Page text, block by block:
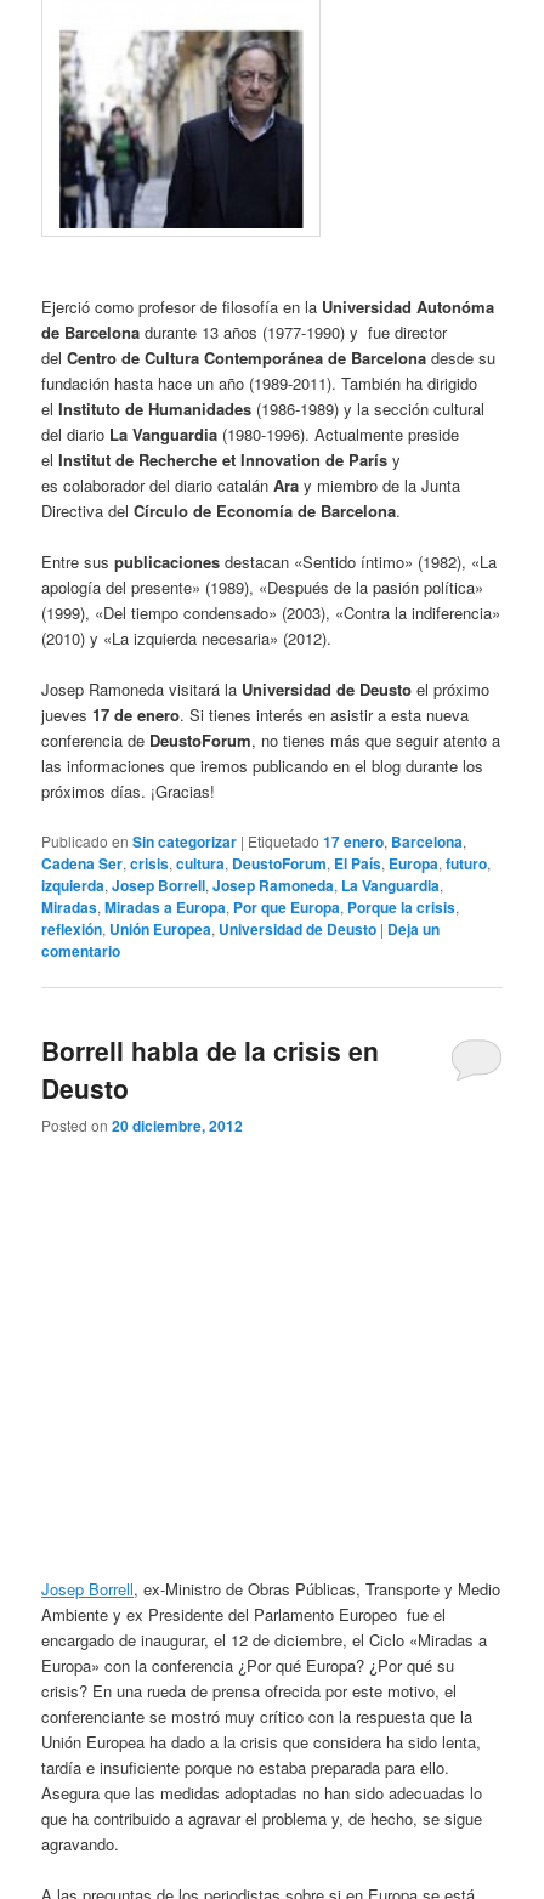
Ejerció como profesor de filosofía en la Universidad Autonóma
de Barcelona durante 13 años (1977-1990) y fue director
delCentro de Cultura Contemporánea de Barcelona desde su
fundación hasta hace un año (1989-2011). También ha dirigido
elInstituto de Humanidades (1986-1989) y la sección cultural
del diario La Vanguardia (1980-1996). Actualmente preside
elInstitut de Recherche et Innovation de Parísy
es colaborador del diario catalánAra y miembro de la Junta
Directiva delCírculo de Economía de Barcelona.
Entre suspublicaciones destacan «Sentido íntimo» (1982), «La
apología del presente» (1989), «Después de la pasión política»
(1999), «Del tiempo condensado» (2003), «Contra la indiferencia»
(2010) y «La izquierda necesaria» (2012).
Josep Ramoneda visitará la Universidad de Deustoel próximo
jueves17 de enero. Si tienes interés en asistir a esta nueva
conferencia de DeustoForum, no tienes más que seguir atento a
las informaciones que iremos publicando en el blog durante los
próximos días. ¡Gracias!
Publicado en Sin categorizar | Etiquetado 17 enero, Barcelona,
Cadena Ser,crisis,cultura, DeustoForum, El País, Europa,futuro,
izquierda,Josep Borrell,Josep Ramoneda, La Vanguardia,
Miradas,Miradas a Europa, Por que Europa, Porque la crisis,
reflexión, Unión Europea, Universidad de Deusto | Deja un
comentario
Borrell habla de la crisis en
Deusto
Posted on20 diciembre, 2012
Josep Borrell, ex-Ministro de Obras Públicas, Transporte y Medio
Ambiente y ex Presidente del Parlamento Europeo fue el
encargado de inaugurar, el 12 de diciembre, el Ciclo «Miradas a
Europa» con la conferencia ¿Por qué Europa? ¿Por qué su
crisis? En una rueda de prensa ofrecida por este motivo, el
conferenciante se mostró muy crítico con la respuesta que la
Unión Europea ha dado a la crisis que considera ha sido lenta,
tardía e insuficiente porque no estaba preparada para ello.
Asegura que las medidas adoptadas no han sido adecuadas lo
que ha contribuido a agravar el problema y, de hecho, se sigue
agravando.